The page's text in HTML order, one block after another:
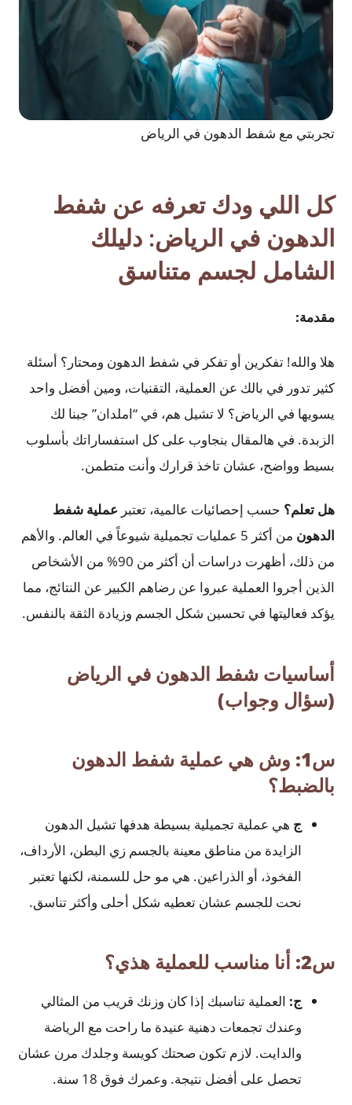
تجربتي مع شفط الدهون في الرياض
كل اللي ودك تعرفه عن شفط
الدهون في الرياض: دليلك
الشامل لجسم متناسق
مقدمة:
هلا والله! تفكرين أو تفكر في شفط الدهون ومحتار؟ أسئلة
كثير تدور في بالك عن العملية، التقنيات، ومين أفضل واحد
يسويها في الرياض؟ لا تشيل هم، في “املدان” جبنا لك
الزبدة. في هالمقال بنجاوب على كل استفساراتك بأسلوب
بسيط وواضح، عشان تاخذ قرارك وأنت متطمن.
هل تعلم؟ حسب إحصائيات عالمية، تعتبرعملية شفط
الدهون
من أكثر 5 عمليات تجميلية شيوعاً في العالم. والأهم
من ذلك، أظهرت دراسات أن أكثر من 90% من الأشخاص
الذين أجروا العملية عبروا عن رضاهم الكبير عن النتائج، مما
يؤكد فعاليتها في تحسين شكل الجسم وزيادة الثقة بالنفس.
أساسيات شفط الدهون في الرياض
(سؤال وجواب)
س1: وش هي عملية شفط الدهون
بالضبط؟
ج هي عملية تجميلية بسيطة هدفها تشيل الدهون
الزايدة من مناطق معينة بالجسم زي البطن، الأرداف،
الفخوذ، أو الذراعين. هي مو حل للسمنة، لكنها تعتبر
نحت للجسم عشان تعطيه شكل أحلى وأكثر تناسق.
س2: أنا مناسب للعملية هذي؟
ج: العملية تناسبك إذا كان وزنك قريب من المثالي
وعندك تجمعات دهنية عنيدة ما راحت مع الرياضة
والدايت. لازم تكون صحتك كويسة وجلدك مرن عشان
تحصل على أفضل نتيجة. وعمرك فوق 18 سنة.